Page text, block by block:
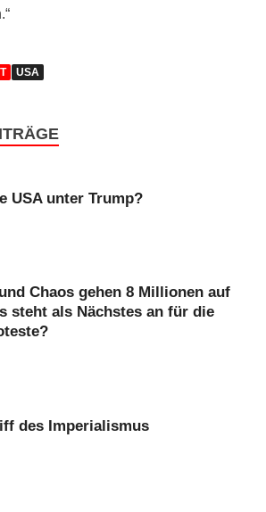
USA
USA unter Trump?
Chaos gehen 8 Millionen auf
steht als Nächstes an für die
des Imperialismus